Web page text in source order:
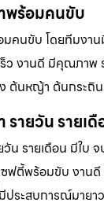
พร้อมคนขับ
มคนขับ โดยทีมงา
ว งานดี มีคุณภาพ
ต้นหญ้า ต้นกระถิ
รายวัน รายเ
วัน รายเดือน มีใบ
ฟตี้พร้อมขับ งานดี
ระสบการณ์มายา